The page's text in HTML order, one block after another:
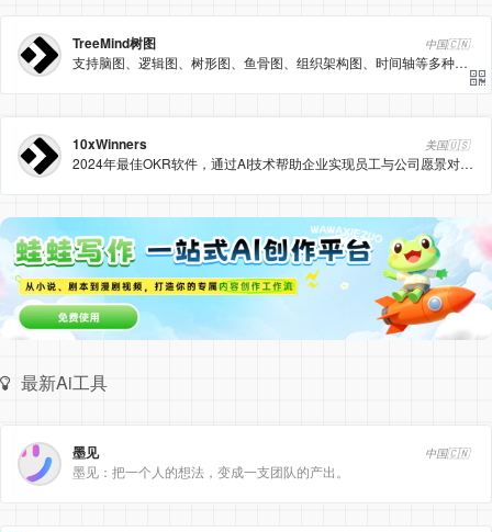
TreeMind树图 中国🇨🇳
支持脑图、逻辑图、树形图、鱼骨图、组织架构图、时间轴等多种专业格式
10xWinners 美国🇺🇸
2024年最佳OKR软件，通过AI技术帮助企业实现员工与公司愿景对齐，提升远程团队生产力，支持季度和年度OKR跟踪。
最新Ai工具
墨见 中国🇨🇳
墨见：把一个人的想法，变成一支团队的产出。